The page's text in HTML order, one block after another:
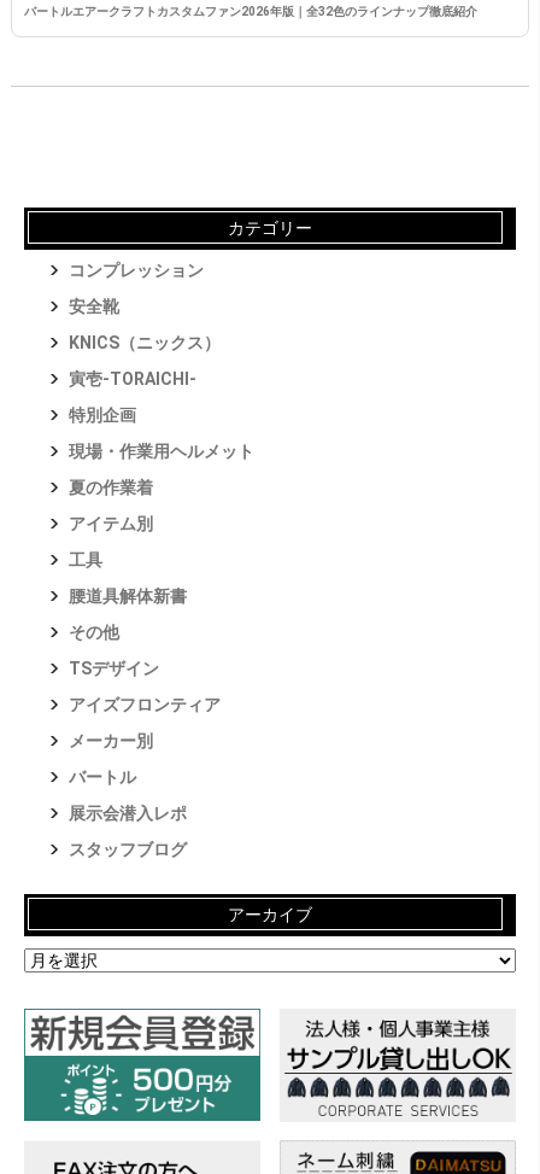
バートルエアークラフトカスタムファン2026年版｜全32色のラインナップ徹底紹介
カテゴリー
コンプレッション
安全靴
KNICS（ニックス）
寅壱-TORAICHI-
特別企画
現場・作業用ヘルメット
夏の作業着
アイテム別
工具
腰道具解体新書
その他
TSデザイン
アイズフロンティア
メーカー別
バートル
展示会潜入レポ
スタッフブログ
アーカイブ
ア
ー
イ
ブ